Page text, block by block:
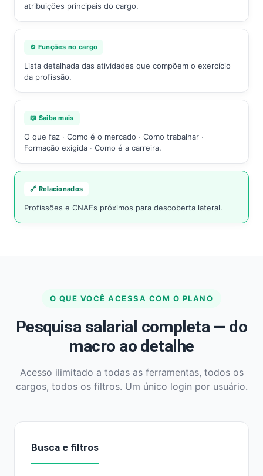
atribuições principais do cargo.
⚙️ Funções no cargo
Lista detalhada das atividades que compõem o exercício
da profissão.
📖 Saiba mais
O que faz · Como é o mercado · Como trabalhar ·
Formação exigida · Como é a carreira.
🔗 Relacionados
Profissões e CNAEs próximos para descoberta lateral.
O QUE VOCÊ ACESSA COM O PLANO
Pesquisa salarial completa — do
macro ao detalhe
Acesso ilimitado a todas as ferramentas, todos os
cargos, todos os filtros. Um único login por usuário.
Busca e filtros